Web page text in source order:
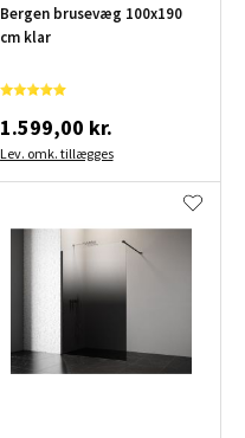
Bergen brusevæg 100x190
cm klar
1.599,00 kr.
Lev. omk. tillægges